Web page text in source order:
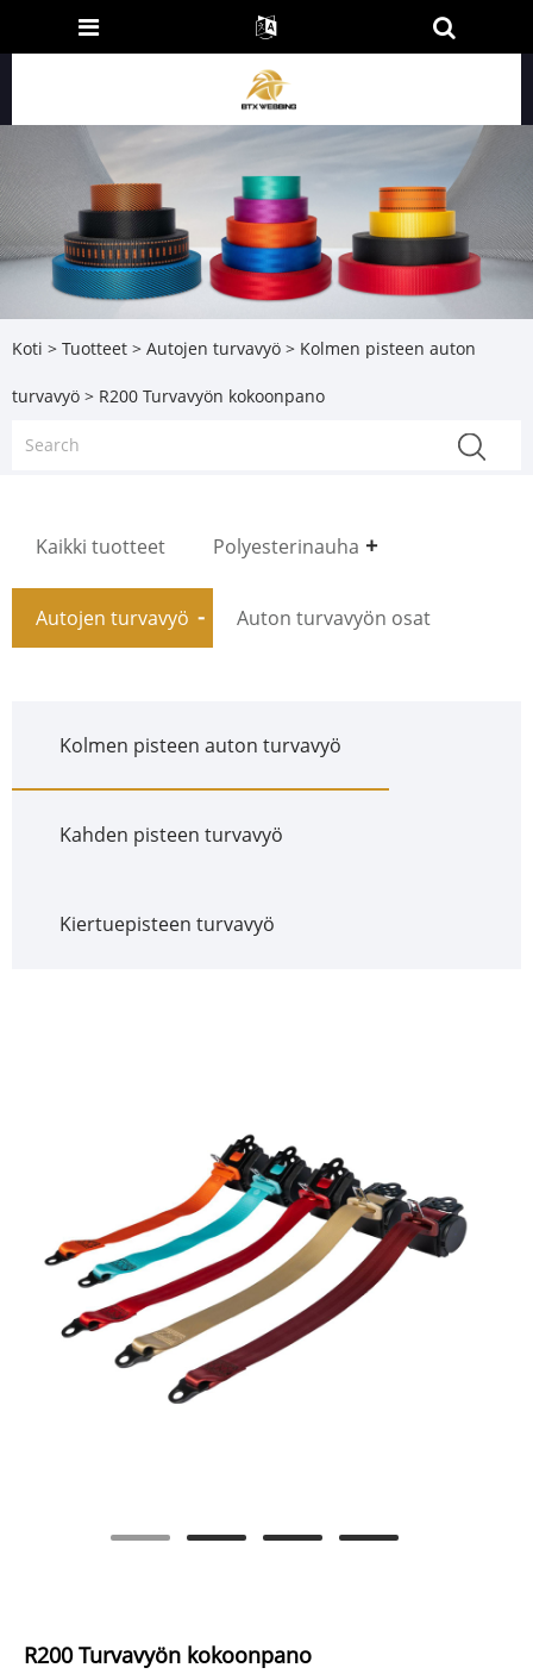
Koti > Tuotteet > Autojen turvavyö > Kolmen pisteen auton
turvavyö > R200 Turvavyön kokoonpano
Kaikki tuotteet Polyesterinauha
Autojen turvavyö Auton turvavyön osat
Kolmen pisteen auton turvavyö
Kahden pisteen turvavyö
Kiertuepisteen turvavyö
R200 Turvavyön kokoonpano